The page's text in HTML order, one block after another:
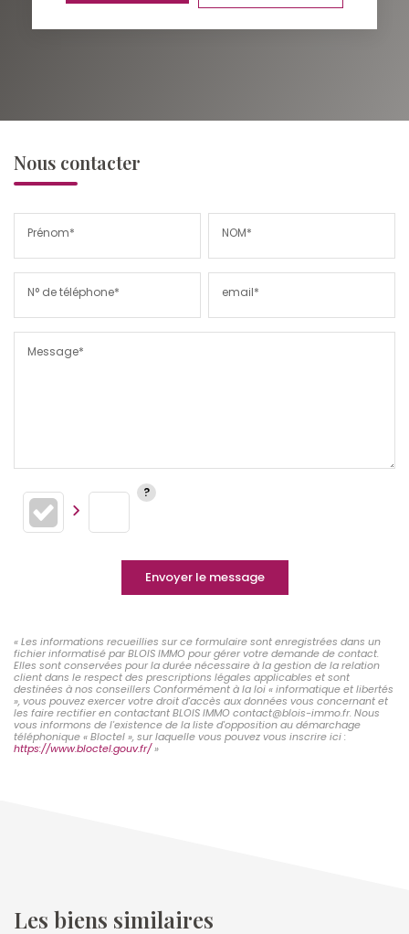
Nous contacter
Prénom* NOM*
N° de téléphone* email*
Message*
Envoyer le message
« Les informations recueillies sur ce formulaire sont enregistrées dans un
fichier informatisé par BLOIS IMMO pour gérer votre demande de contact.
Elles sont conservées pour la durée nécessaire à la gestion de la relation
client dans le respect des prescriptions légales applicables et sont
destinées à nos conseillers Conformément à la loi « informatique et libertés
», vous pouvez exercer votre droit d'accès aux données vous concernant et
les faire rectifier en contactant BLOIS IMMO contact@blois-immo.fr. Nous
vous informons de l'existence de la liste d'opposition au démarchage
téléphonique « Bloctel », sur laquelle vous pouvez vous inscrire ici :
https://www.bloctel.gouv.fr/»
Les biens similaires